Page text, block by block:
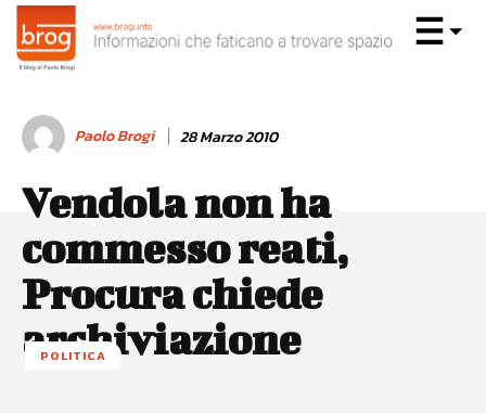
Paolo Brogi 28 Marzo 2010
Vendola non ha
commesso reati,
Procura chiede
archiviazione
POLITICA